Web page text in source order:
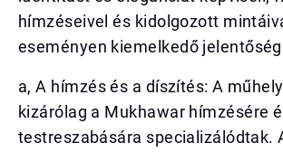
hímzéseivel és kidolgozott
eseményen kiemelkedő
a, A hímzés és a díszítés: A
kizárólag a Mukhawar hímzésére
testreszabására specializálódtak.